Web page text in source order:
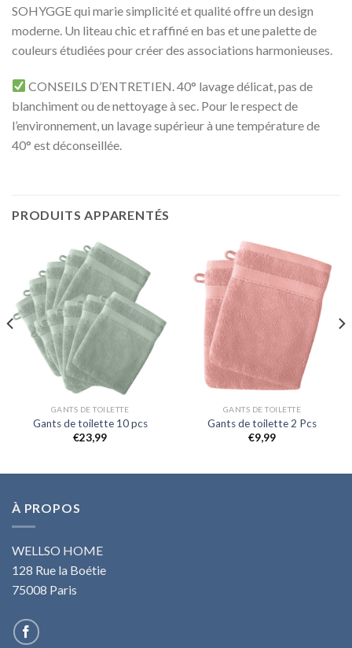
SOHYGGE qui marie simplicité et qualité offre un design
moderne. Un liteau chic et raffiné en bas et une palette de
couleurs étudiées pour créer des associations harmonieuses.
CONSEILS D’ENTRETIEN. 40° lavage délicat, pas de
blanchiment ou de nettoyage à sec. Pour le respect de
l’environnement, un lavage supérieur à une température de
40° est déconseillée.
PRODUITS APPARENTÉS
GANTS DE TOILETTE
Gants de toilette 10 pcs
€23,99
GANTS DE TOILETTE
Gants de toilette 2 Pcs
€9,99
À PROPOS
WELLSO HOME
128 Rue la Boétie
75008 Paris